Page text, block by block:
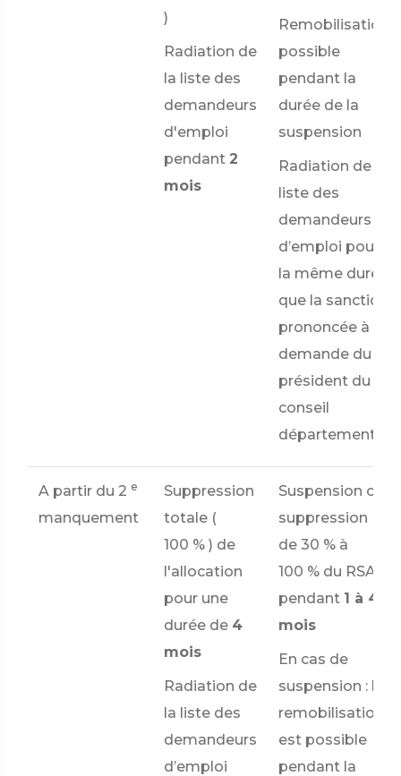
)
Radiation de
la liste des
demandeurs
d'emploi
pendant 2
mois
Remobilisation
possible
pendant la
durée de la
suspension
Radiation de la
liste des
demandeurs
d’emploi pour
la même durée
que la sanction
prononcée à la
demande du
président du
conseil
départemental
A partir du 2 e
manquement
Suppression
totale (
100 % ) de
l'allocation
pour une
durée de 4
mois
Radiation de
la liste des
demandeurs
d’emploi
Suspension ou
suppression
de 30 % à
100 % du RSA
pendant 1 à 4
mois
En cas de
suspension : la
remobilisation
est possible
pendant la